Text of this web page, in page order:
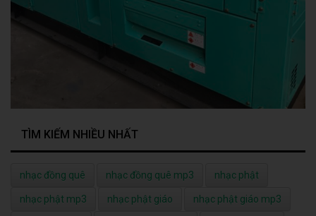
TÌM KIẾM NHIỀU NHẤT
nhạc đồng quê nhạc đồng quê mp3 nhạc phật
nhạc phật mp3 nhạc phật giáo nhạc phật giáo mp3